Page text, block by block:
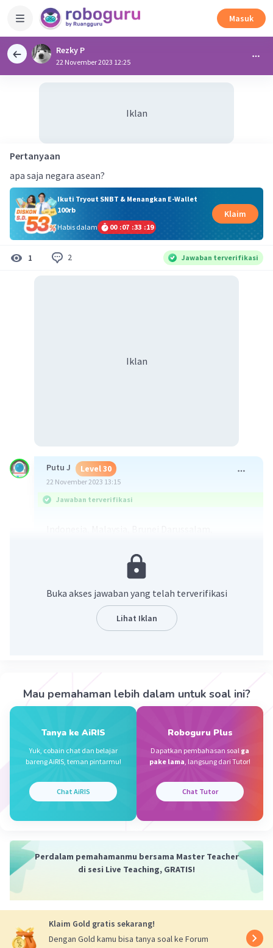
Masuk
Rezky P
22 November 2023 12:25
Iklan
Pertanyaan
apa saja negara asean?
Ikuti Tryout SNBT & Menangkan E-Wallet
100rb
Habis dalam
00 :07 :33 :19
Klaim
1 2 Jawaban terverifikasi
Iklan
Putu J Level 30
22 November 2023 13:15
Jawaban terverifikasi
Myanmar, Filipina, Timor Leste
Beri Rating
Iklan
Level 82
Negara asean adalah
indonesia,malaysia,singapura,thailand,filipina,
brunei darussalam,vietnam,dan laos
Beri Rating
Buka akses jawaban yang telah terverifikasi
Lihat Iklan
Mau pemahaman lebih dalam untuk soal ini?
Tanya ke AiRIS
Yuk, cobain chat dan belajar
bareng AiRIS, teman pintarmu!
Chat AiRIS
Roboguru Plus
Dapatkan pembahasan soal ga
pake lama, langsung dari Tutor!
Chat Tutor
Perdalam pemahamanmu bersama Master Teacher
di sesi Live Teaching, GRATIS!
Klaim Gold gratis sekarang!
Dengan Gold kamu bisa tanya soal ke Forum